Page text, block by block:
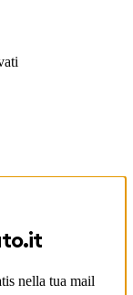
nella tua mail